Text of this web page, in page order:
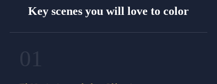
Key scenes you will love to color